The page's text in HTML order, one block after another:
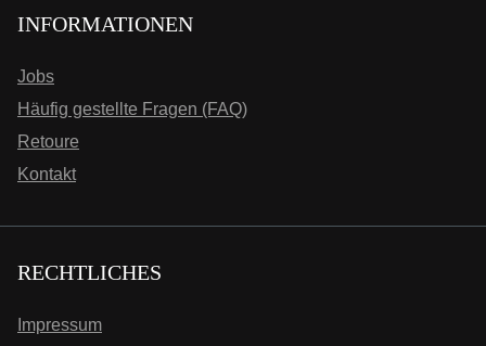
INFORMATIONEN
Jobs
Häufig gestellte Fragen (FAQ)
Retoure
Kontakt
RECHTLICHES
Impressum